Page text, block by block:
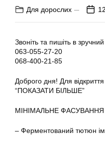
Для дорослих
Звоніть та пишіть в
063-055-27-20
068-400-21-85
Доброго дня! Для
“ПОКАЗАТИ БІЛЬШЕ”
МІНІМАЛЬНЕ ФАСУВАННЯ
– Ферментований тютюн